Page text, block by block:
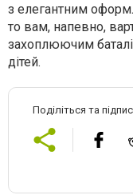
з елегантним
то вам, напевно,
захоплюючим
дітей.
Поділіться та